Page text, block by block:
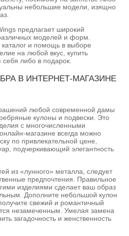
небольшие модели, изящно
предлагает широкий
моделей и форм.
и помощь в выборе
на любой вкус, купить
либо в подарок.
В ИНТЕРНЕТ-МАГАЗИНЕ
любой современной дамы
кулоны и подвески. Это
с многочисленными
магазине всегда можно
по привлекательной цене,
подчеркивающий элегантность
из «лунного» металла, следует
предпочтения. Правильное
изделиями сделает ваш образ
Дополните небольшой кулон
свежий и романтичный
незамеченным. Умелая замена
загадочность и женственность